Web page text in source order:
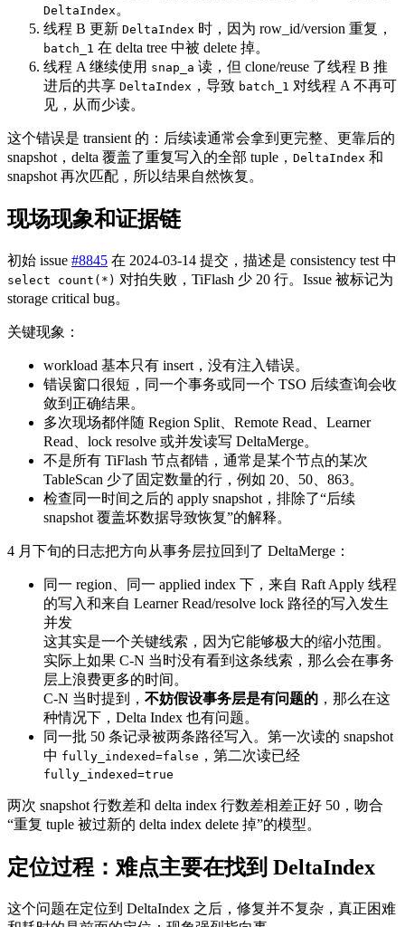
DeltaIndex 。
线程 B 更新 DeltaIndex 时，因为 row_id/version 重复，
batch_1 在 delta tree 中被 delete 掉。
线程 A 继续使用 snap_a 读，但 clone/reuse 了线程 B 推
进后的共享 DeltaIndex ，导致 batch_1 对线程 A 不再可
见，从而少读。
这个错误是 transient 的：后续读通常会拿到更完整、更靠后的
snapshot，delta 覆盖了重复写入的全部 tuple， DeltaIndex 和
snapshot 再次匹配，所以结果自然恢复。
现场现象和证据链
初始 issue #8845 在 2024-03-14 提交，描述是 consistency test 中
select count(*) 对拍失败，TiFlash 少 20 行。Issue 被标记为
storage critical bug。
关键现象：
workload 基本只有 insert，没有注入错误。
错误窗口很短，同一个事务或同一个 TSO 后续查询会收
敛到正确结果。
多次现场都伴随 Region Split、Remote Read、Learner
Read、lock resolve 或并发读写 DeltaMerge。
不是所有 TiFlash 节点都错，通常是某个节点的某次
TableScan 少了固定数量的行，例如 20、50、863。
检查同一时间之后的 apply snapshot，排除了“后续
snapshot 覆盖坏数据导致恢复”的解释。
4 月下旬的日志把方向从事务层拉回到了 DeltaMerge：
同一 region、同一 applied index 下，来自 Raft Apply 线程
的写入和来自 Learner Read/resolve lock 路径的写入发生
并发
这其实是一个关键线索，因为它能够极大的缩小范围。
实际上如果 C-N 当时没有看到这条线索，那么会在事务
层上浪费更多的时间。
C-N 当时提到， 不妨假设事务层是有问题的 ，那么在这
种情况下，Delta Index 也有问题。
同一批 50 条记录被两条路径写入。第一次读的 snapshot
中 fully_indexed=false ，第二次读已经
fully_indexed=true
两次 snapshot 行数差和 delta index 行数差相差正好 50，吻合
“重复 tuple 被过新的 delta index delete 掉”的模型。
定位过程：难点主要在找到 DeltaIndex
这个问题在定位到 DeltaIndex 之后，修复并不复杂，真正困难